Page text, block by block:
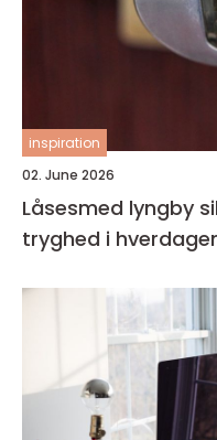
inspiration
02. June 2026
Låsesmed lyngby sikkerhed, service og
tryghed i